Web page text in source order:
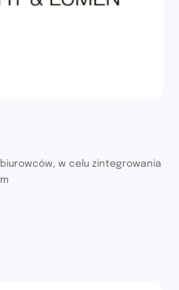
w celu zintegrowania